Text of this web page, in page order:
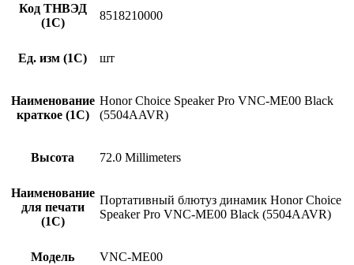
Код ТНВЭД
(1С)
8518210000
Ед. изм (1С) шт
Наименование
краткое (1C)
Honor Choice Speaker Pro VNC-ME00 Black
(5504AAVR)
Высота 72.0 Millimeters
Наименование
для печати
(1С)
Портативный блютуз динамик Honor Choice
Speaker Pro VNC-ME00 Black (5504AAVR)
Модель VNC-ME00